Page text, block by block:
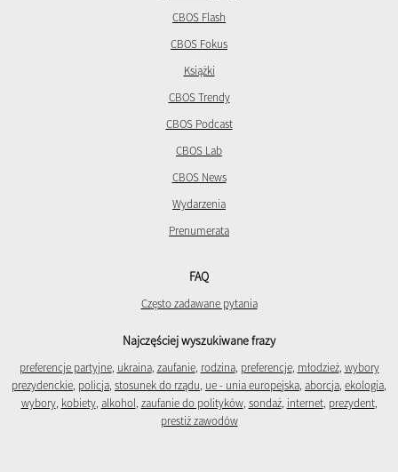
CBOS Flash
CBOS Fokus
Książki
CBOS Trendy
CBOS Podcast
CBOS Lab
CBOS News
Wydarzenia
Prenumerata
FAQ
Często zadawane pytania
Najczęściej wyszukiwane frazy
preferencje partyjne, ukraina, zaufanie, rodzina, preferencje, młodzież, wybory
prezydenckie, policja, stosunek do rządu, ue - unia europejska, aborcja, ekologia,
wybory, kobiety, alkohol, zaufanie do polityków, sondaż, internet, prezydent,
prestiż zawodów